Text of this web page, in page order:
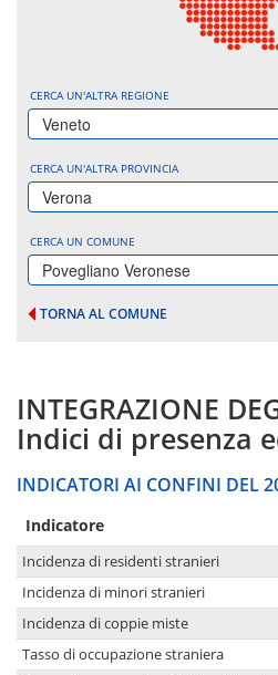
CERCA UN'ALTRA REGIONE
Veneto
CERCA UN'ALTRA PROVINCIA
Verona
CERCA UN COMUNE
Povegliano Veronese
TORNA AL COMUNE
INTEGRAZIONE
Indici di presenza
INDICATORI AI CONFINI DEL
Indicatore
Incidenza di residenti stranieri
Incidenza di minori stranieri
Incidenza di coppie miste
Tasso di occupazione straniera